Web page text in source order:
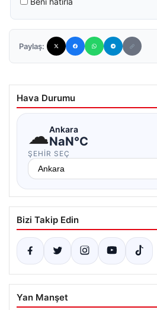
Paylaş:
Hava Durumu
☁Ankara
NaN°C
ŞEHIR SEÇ
Bizi Takip Edin
Yan Manşet